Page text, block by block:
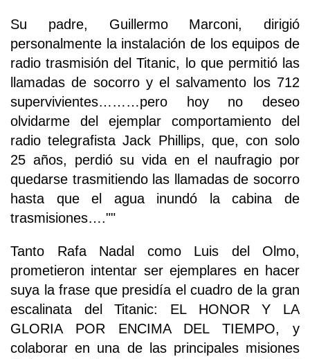
Su padre, Guillermo Marconi, dirigió
personalmente la instalación de los equipos de
radio trasmisión del Titanic, lo que permitió las
llamadas de socorro y el salvamento los 712
supervivientes………pero hoy no deseo
olvidarme del ejemplar comportamiento del
radio telegrafista Jack Phillips, que, con solo
25 años, perdió su vida en el naufragio por
quedarse trasmitiendo las llamadas de socorro
hasta que el agua inundó la cabina de
trasmisiones….""
Tanto Rafa Nadal como Luis del Olmo,
prometieron intentar ser ejemplares en hacer
suya la frase que presidía el cuadro de la gran
escalinata del Titanic: EL HONOR Y LA
GLORIA POR ENCIMA DEL TIEMPO, y
colaborar en una de las principales misiones